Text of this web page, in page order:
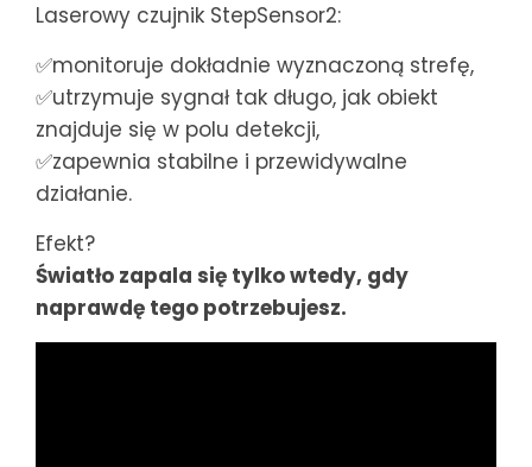
Laserowy czujnik StepSensor2:
✅monitoruje dokładnie wyznaczoną strefę,
✅utrzymuje sygnał tak długo, jak obiekt
znajduje się w polu detekcji,
✅zapewnia stabilne i przewidywalne
działanie.
Efekt?
Światło zapala się tylko wtedy, gdy
naprawdę tego potrzebujesz.